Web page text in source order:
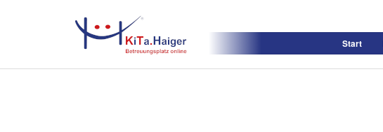
Start